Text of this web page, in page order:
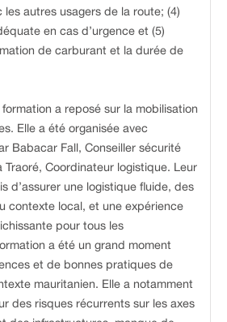
autres usagers de la route; (4)
en cas d’urgence et (5)
de carburant et la durée de
a reposé sur la mobilisation
Elle a été organisée avec
Babacar Fall, Conseiller sécurité
Traoré, Coordinateur logistique. Leur
d’assurer une logistique fluide, des
contexte local, et une expérience
pour tous les
a été un grand moment
et de bonnes pratiques de
mauritanien. Elle a notamment
des risques récurrents sur les axes